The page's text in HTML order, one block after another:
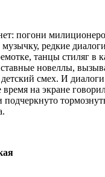
погони
редкие
танцы стиляг в
новеллы,
смех. И
время на экране
подчеркнуто